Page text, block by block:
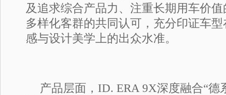
及追求综合产品力、注重长期用车价
多样化客群的共同认可，充分印证车
感与设计美学上的出众水准。
产品层面，ID. ERA 9X深度融合“德